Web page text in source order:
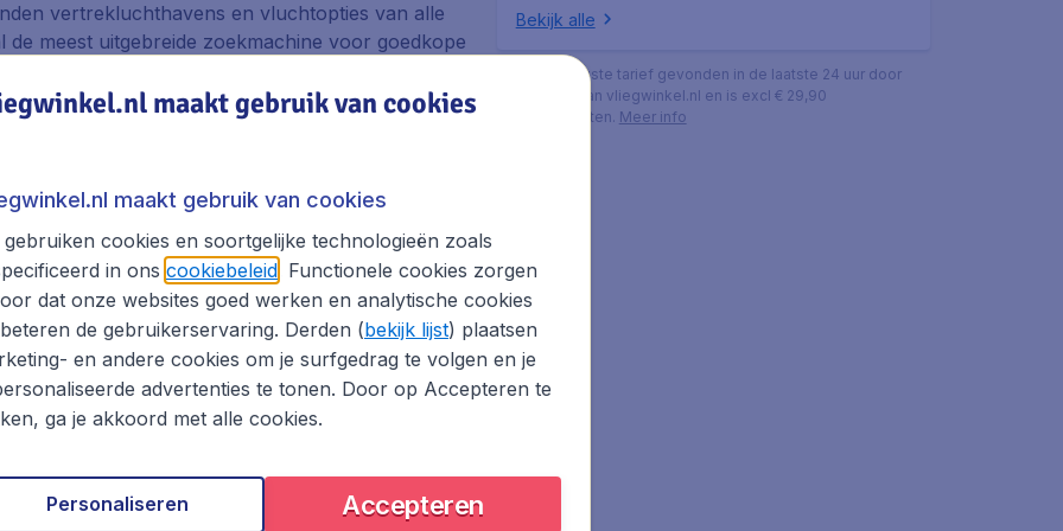
vertrekluchthavens en vluchtopties van alle
meest uitgebreide zoekmachine voor goedkope
Dit betekent dat je in
vertrek op een reisdatum en tijd die jou het
en vergelijken van vliegtickets naar
de perfecte vliegticket aanbieding vindt.
en wie weet vind je een nog betere
te zijn dat je de vlucht met de beste
jouw boeking online te voltooien? Geen
staan voor je klaar om vragen over jouw boeking
en/of huurauto en bespaar op je Nelspruit reis
Bekijk alle
Dit is het laagste tarief gevonden in de laatste 24 uur door
bezoekers van vliegwinkel.nl en is excl € 29,90
boekingskosten. Meer info
maakt gebruik van cookies
maakt gebruik van cookies
gebruiken cookies en soortgelijke technologieën zoals
in ons cookiebeleid. Functionele cookies zorgen
dat onze websites goed werken en analytische cookies
de gebruikerservaring. Derden (bekijk lijst) plaatsen
en andere cookies om je surfgedrag te volgen en je
advertenties te tonen. Door op Accepteren te
ga je akkoord met alle cookies.
Accepteren
Personaliseren